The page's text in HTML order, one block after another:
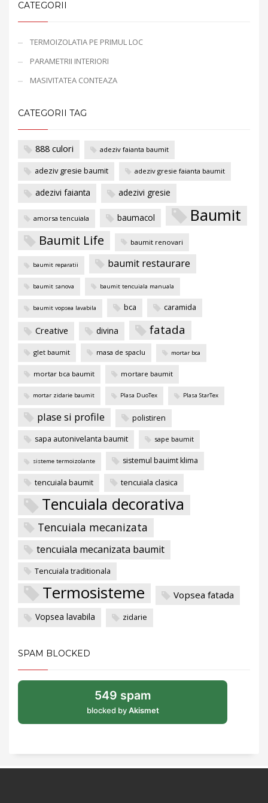
CATEGORII
TERMOIZOLATIA PE PRIMUL LOC
PARAMETRII INTERIORI
MASIVITATEA CONTEAZA
CATEGORII TAG
888 culori adeziv faianta baumit
adeziv gresie baumit adeziv gresie faianta baumit
adezivi faianta adezivi gresie
amorsa tencuiala baumacol Baumit
Baumit Life baumit renovari
baumit reparatii baumit restaurare
baumit sanova baumit tencuiala manuala
baumit vopsea lavabila bca caramida
Creative divina fatada
glet baumit masa de spaclu mortar bca
mortar bca baumit mortare baumit
mortar zidarie baumit Plasa DuoTex Plasa StarTex
plase si profile polistiren
sapa autonivelanta baumit sape baumit
sisteme termoizolante sistemul bauimt klima
tencuiala baumit tencuiala clasica
Tencuiala decorativa
Tencuiala mecanizata
tencuiala mecanizata baumit
Tencuiala traditionala
Termosisteme Vopsea fatada
Vopsea lavabila zidarie
SPAM BLOCKED
549 spam
blocked byAkismet